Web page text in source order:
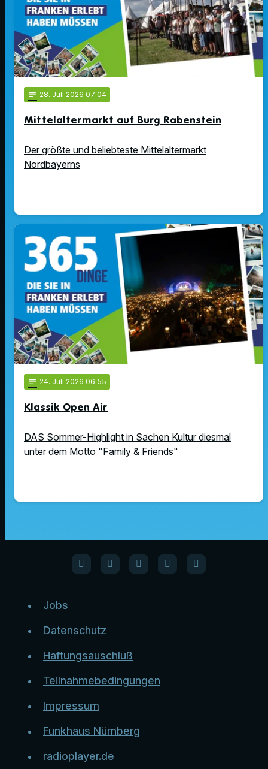
notes 28. Juli 2026 07:04
Mittelaltermarkt auf Burg Rabenstein
Der größte und beliebteste Mittelaltermarkt
Nordbayerns
notes 24. Juli 2026 06:55
Klassik Open Air
DAS Sommer-Highlight in Sachen Kultur diesmal
unter dem Motto "Family & Friends"
Jobs
Datenschutz
Haftungsauschluß
Teilnahmebedingungen
Impressum
Funkhaus Nürnberg
radioplayer.de